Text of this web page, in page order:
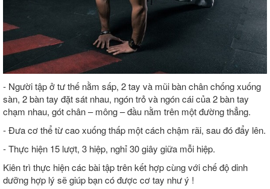
- Người tập ở tư thế nằm sấp, 2 tay và mũi bàn chân chống xuống
sàn, 2 bàn tay đặt sát nhau, ngón trỏ và ngón cái của 2 bàn tay
chạm nhau, gót chân – mông – đầu nằm trên một đường thẳng.
- Đưa cơ thể từ cao xuống thấp một cách chậm rãi, sau đó đẩy lên.
- Thực hiện 15 lượt, 3 hiệp, nghỉ 30 giây giữa mỗi hiệp.
Kiên trì thực hiện các bài tập trên kết hợp cùng với chế độ dinh
dưỡng hợp lý sẽ giúp bạn có được cơ tay như ý !